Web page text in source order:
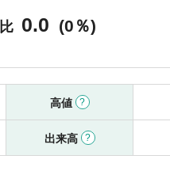
0.0 (0％)
高値
出来高